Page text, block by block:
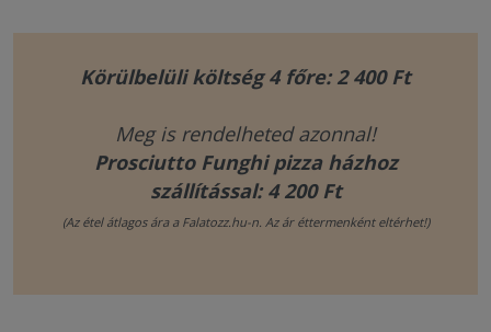
Körülbelüli költség 4 főre: 2 400 Ft
Meg is rendelheted azonnal!
Prosciutto Funghi pizza házhoz
szállítással: 4 200 Ft
(Az étel átlagos ára a Falatozz.hu-n. Az ár éttermenként eltérhet!)